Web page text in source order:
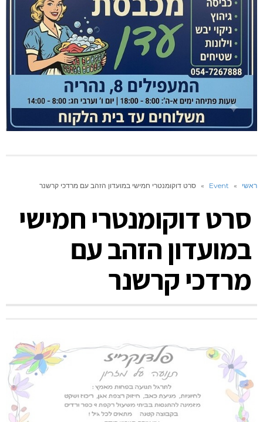
ראשי »
Event
» סרט דוקומנטרי חמישי במועדון הזהב עם מרדכי קרשנר
סרט דוקומנטרי חמישי
במועדון הזהב עם
מרדכי קרשנר